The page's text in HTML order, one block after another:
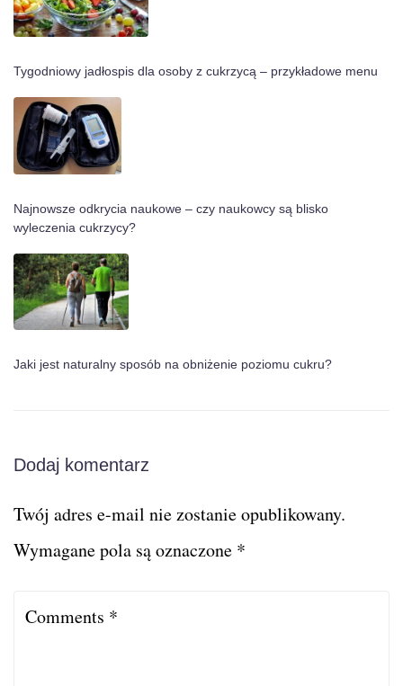
Tygodniowy jadłospis dla osoby z cukrzycą – przykładowe menu
Najnowsze odkrycia naukowe – czy naukowcy są blisko
wyleczenia cukrzycy?
Jaki jest naturalny sposób na obniżenie poziomu cukru?
Dodaj komentarz
Twój adres e-mail nie zostanie opublikowany.
Wymagane pola są oznaczone *